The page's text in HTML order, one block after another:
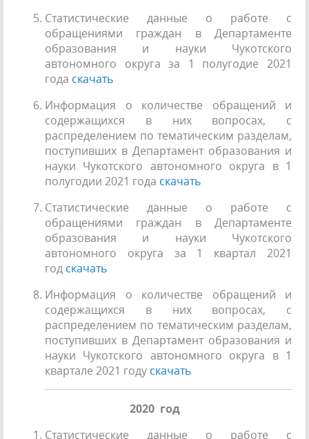
Статистические данные о работе с
обращениями граждан в Департаменте
образования и науки Чукотского
автономного округа за 1 полугодие 2021
года скачать
Информация о количестве обращений и
содержащихся в них вопросах, с
распределением по тематическим разделам,
поступивших в Департамент образования и
науки Чукотского автономного округа в 1
полугодии 2021 года скачать
Статистические данные о работе с
обращениями граждан в Департаменте
образования и науки Чукотского
автономного округа за 1 квартал 2021
год скачать
Информация о количестве обращений и
содержащихся в них вопросах, с
распределением по тематическим разделам,
поступивших в Департамент образования и
науки Чукотского автономного округа в 1
квартале 2021 году скачать
2020 год
Статистические данные о работе с